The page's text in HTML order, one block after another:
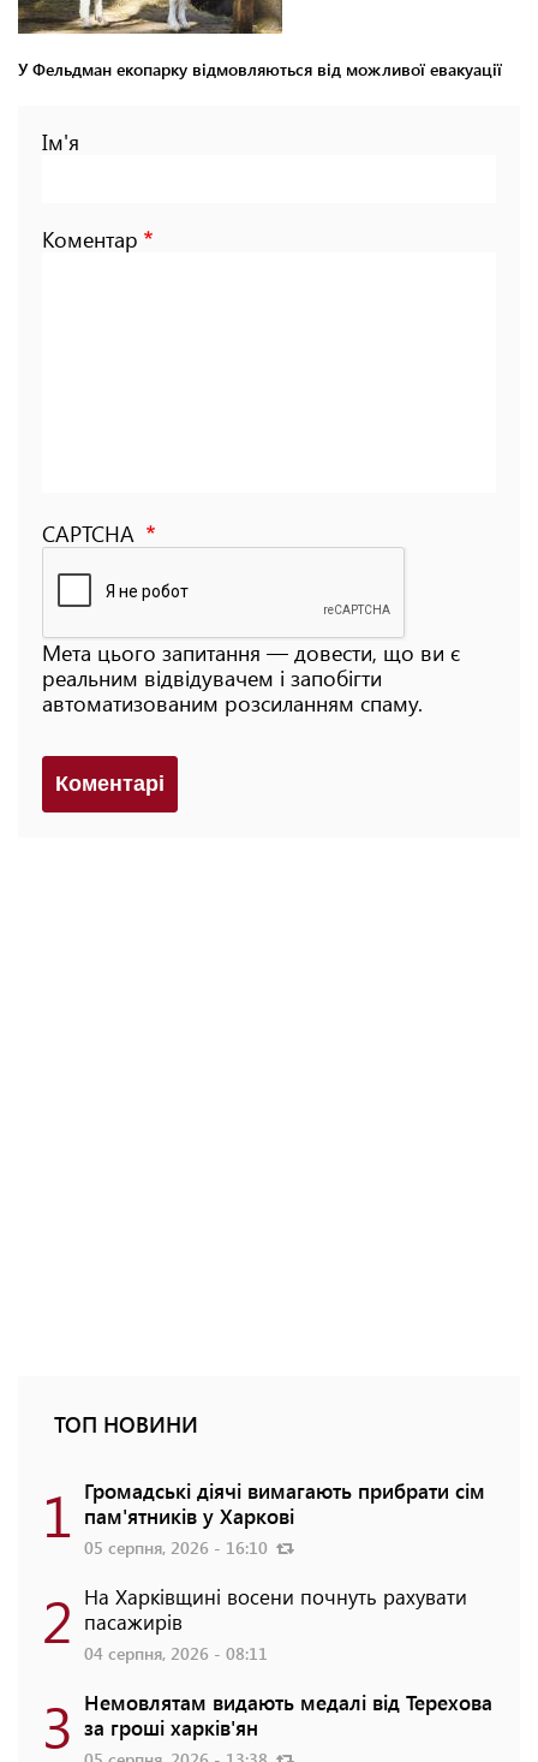
У Фельдман екопарку відмовляються від можливої евакуації
Ім'я
Коментар
CAPTCHA
Мета цього запитання — довести, що ви є
реальним відвідувачем і запобігти
автоматизованим розсиланням спаму.
Коментарi
ТОП НОВИНИ
1 Громадські діячі вимагають прибрати сім
пам'ятників у Харкові
05 серпня, 2026 - 16:10
2 На Харківщині восени почнуть рахувати
пасажирів
04 серпня, 2026 - 08:11
3 Немовлятам видають медалі від Терехова
за гроші харків'ян